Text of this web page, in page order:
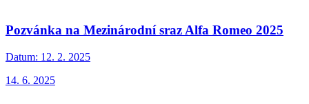
Pozvánka na Mezinárodní sraz Alfa Romeo 2025
Datum: 12. 2. 2025
14. 6. 2025